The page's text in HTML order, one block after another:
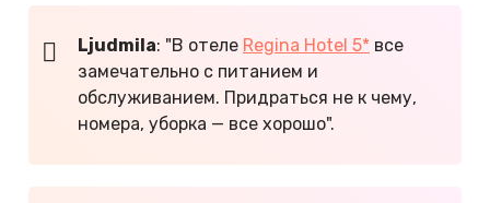
Ljudmila: "В отеле Regina Hotel 5* все
замечательно с питанием и
обслуживанием. Придраться не к чему,
номера, уборка — все хорошо".